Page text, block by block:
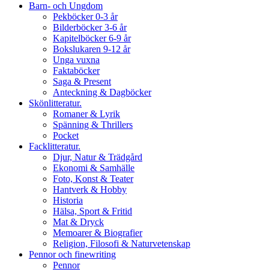
Barn- och Ungdom
Pekböcker 0-3 år
Bilderböcker 3-6 år
Kapitelböcker 6-9 år
Bokslukaren 9-12 år
Unga vuxna
Faktaböcker
Saga & Present
Anteckning & Dagböcker
Skönlitteratur.
Romaner & Lyrik
Spänning & Thrillers
Pocket
Facklitteratur.
Djur, Natur & Trädgård
Ekonomi & Samhälle
Foto, Konst & Teater
Hantverk & Hobby
Historia
Hälsa, Sport & Fritid
Mat & Dryck
Memoarer & Biografier
Religion, Filosofi & Naturvetenskap
Pennor och finewriting
Pennor